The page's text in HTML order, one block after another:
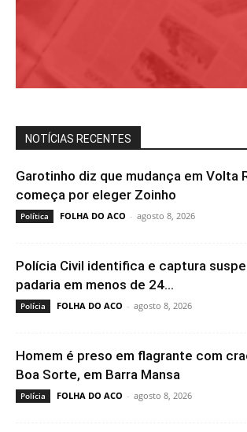
NOTÍCIAS RECENTES
Garotinho diz que mudança em Volta
começa por eleger Zoinho
Política FOLHA DO ACO - agosto 8, 2026
Polícia Civil identifica e captura
padaria em menos de 24...
Polícia FOLHA DO ACO - agosto 8, 2026
Homem é preso em flagrante com
Boa Sorte, em Barra Mansa
Polícia FOLHA DO ACO - agosto 8, 2026